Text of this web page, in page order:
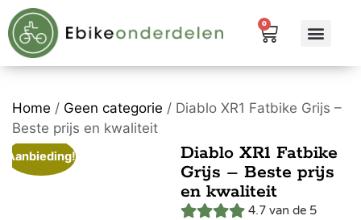
0
Home / Geen categorie / Diablo XR1 Fatbike Grijs –
Beste prijs en kwaliteit
Aanbieding!
Diablo XR1 Fatbike
Grijs – Beste prijs
en kwaliteit
4.7 van de 5